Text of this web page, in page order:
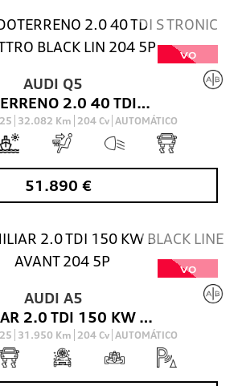
VO
AUDI Q5
TODOTERRENO 2.0 40 TDI S TRONIC QUATTRO BLACK LIN 204 5P
32.082 Km 204 Cv AUTOMÁTICO
51.890 €
VO
AUDI A5
FAMILIAR 2.0 TDI 150 KW BLACK LINE AVANT 204 5P
31.950 Km 204 Cv AUTOMÁTICO